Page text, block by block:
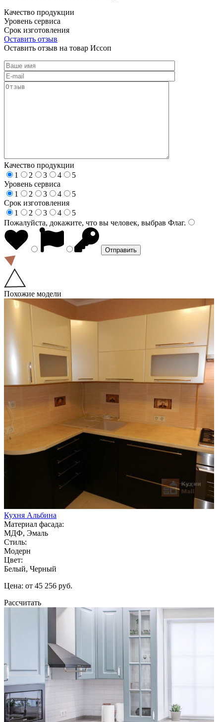
Качество продукции
Уровень сервиса
Срок изготовления
Оставить отзыв
Оставить отзыв на товар Иссоп
Качество продукции
1
2 3 4
5
Уровень сервиса
1
2 3 4
5
Срок изготовления
1
2 3 4
5
Пожалуйста, докажите, что вы человек, выбрав Флаг.
Похожие модели
Кухня Альбина
Материал фасада:
МДФ, Эмаль
Стиль:
Модерн
Цвет:
Белый, Черный
Цена: от 45 256 руб.
Рассчитать